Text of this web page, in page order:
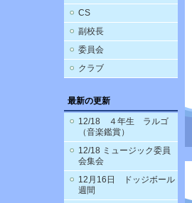
CS
副校長
委員会
クラブ
最新の更新
12/18 ４年生 ラルゴ
（音楽鑑賞）
12/18 ミュージック委員
会集会
12月16日 ドッジボール
週間